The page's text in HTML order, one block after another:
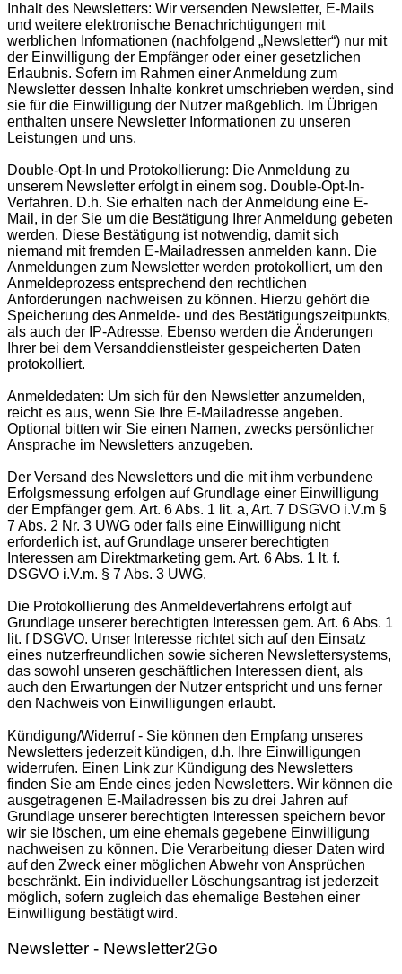
Inhalt des Newsletters: Wir versenden Newsletter, E-Mails
und weitere elektronische Benachrichtigungen mit
werblichen Informationen (nachfolgend „Newsletter“) nur mit
der Einwilligung der Empfänger oder einer gesetzlichen
Erlaubnis. Sofern im Rahmen einer Anmeldung zum
Newsletter dessen Inhalte konkret umschrieben werden, sind
sie für die Einwilligung der Nutzer maßgeblich. Im Übrigen
enthalten unsere Newsletter Informationen zu unseren
Leistungen und uns.
Double-Opt-In und Protokollierung: Die Anmeldung zu
unserem Newsletter erfolgt in einem sog. Double-Opt-In-
Verfahren. D.h. Sie erhalten nach der Anmeldung eine E-
Mail, in der Sie um die Bestätigung Ihrer Anmeldung gebeten
werden. Diese Bestätigung ist notwendig, damit sich
niemand mit fremden E-Mailadressen anmelden kann. Die
Anmeldungen zum Newsletter werden protokolliert, um den
Anmeldeprozess entsprechend den rechtlichen
Anforderungen nachweisen zu können. Hierzu gehört die
Speicherung des Anmelde- und des Bestätigungszeitpunkts,
als auch der IP-Adresse. Ebenso werden die Änderungen
Ihrer bei dem Versanddienstleister gespeicherten Daten
protokolliert.
Anmeldedaten: Um sich für den Newsletter anzumelden,
reicht es aus, wenn Sie Ihre E-Mailadresse angeben.
Optional bitten wir Sie einen Namen, zwecks persönlicher
Ansprache im Newsletters anzugeben.
Der Versand des Newsletters und die mit ihm verbundene
Erfolgsmessung erfolgen auf Grundlage einer Einwilligung
der Empfänger gem. Art. 6 Abs. 1 lit. a, Art. 7 DSGVO i.V.m §
7 Abs. 2 Nr. 3 UWG oder falls eine Einwilligung nicht
erforderlich ist, auf Grundlage unserer berechtigten
Interessen am Direktmarketing gem. Art. 6 Abs. 1 lt. f.
DSGVO i.V.m. § 7 Abs. 3 UWG.
Die Protokollierung des Anmeldeverfahrens erfolgt auf
Grundlage unserer berechtigten Interessen gem. Art. 6 Abs. 1
lit. f DSGVO. Unser Interesse richtet sich auf den Einsatz
eines nutzerfreundlichen sowie sicheren Newslettersystems,
das sowohl unseren geschäftlichen Interessen dient, als
auch den Erwartungen der Nutzer entspricht und uns ferner
den Nachweis von Einwilligungen erlaubt.
Kündigung/Widerruf - Sie können den Empfang unseres
Newsletters jederzeit kündigen, d.h. Ihre Einwilligungen
widerrufen. Einen Link zur Kündigung des Newsletters
finden Sie am Ende eines jeden Newsletters. Wir können die
ausgetragenen E-Mailadressen bis zu drei Jahren auf
Grundlage unserer berechtigten Interessen speichern bevor
wir sie löschen, um eine ehemals gegebene Einwilligung
nachweisen zu können. Die Verarbeitung dieser Daten wird
auf den Zweck einer möglichen Abwehr von Ansprüchen
beschränkt. Ein individueller Löschungsantrag ist jederzeit
möglich, sofern zugleich das ehemalige Bestehen einer
Einwilligung bestätigt wird.
Newsletter - Newsletter2Go